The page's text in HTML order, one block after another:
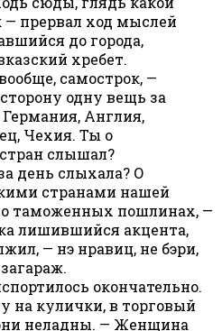
— прервал ход мыслей
до города,
хребет.
самострок, —
одну вещь за
Германия, Англия,
Чехия. Ты о
слышал?
день слыхала? О
странами нашей
о таможенных пошлинах, —
лишившийся акцента,
— нэ нравиц, не бэри,
окончательно.
на кулички, в торговый
неладны. — Женщина